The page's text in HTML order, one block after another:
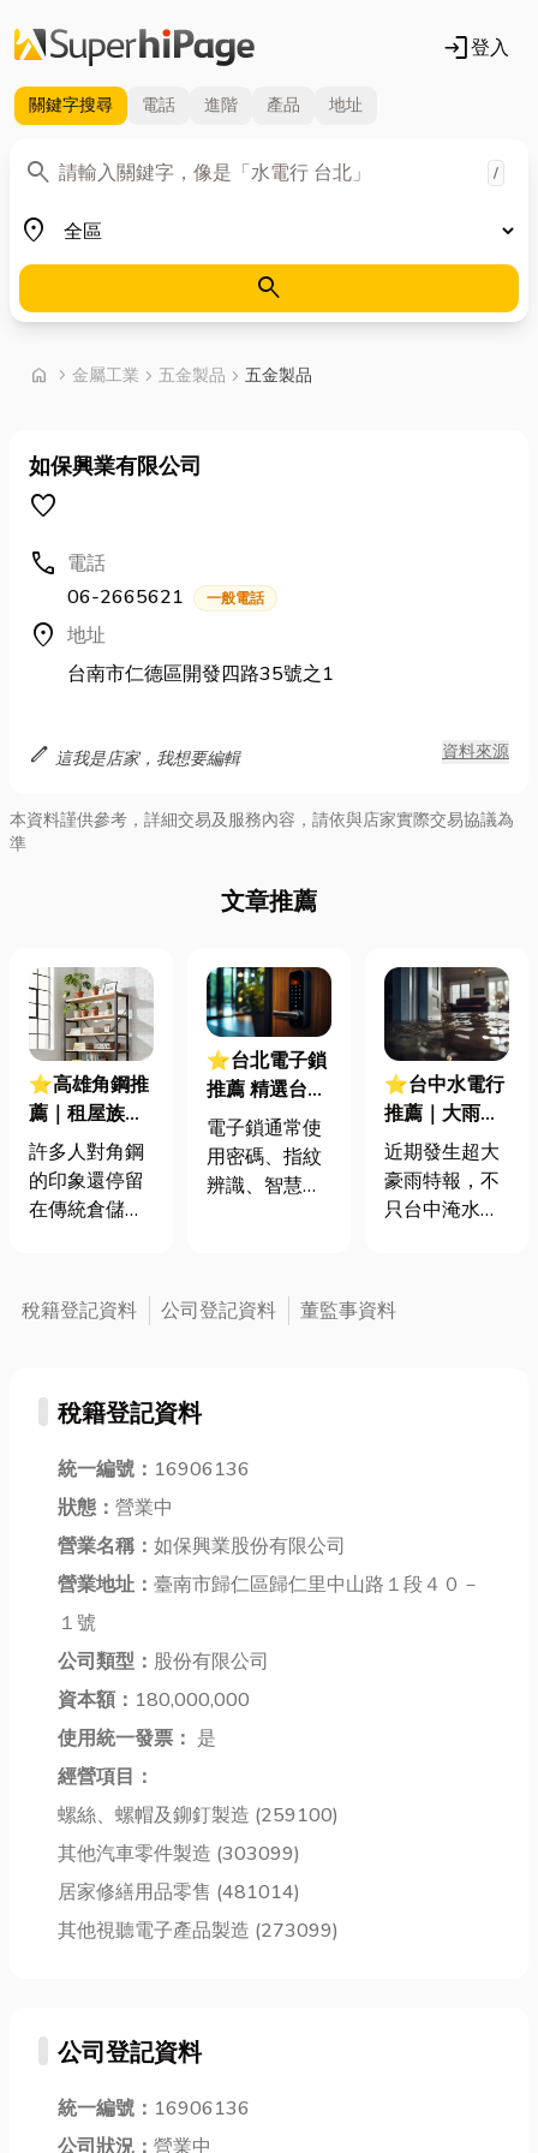
login登入
關鍵字搜尋 電話 進階 產品 地址
search
關鍵字 /
place
地區
search
home chevron_right 首頁
金屬工業 chevron_right 五金製品 chevron_right 五金製品
如保興業有限公司
favorite
call 電話
06-2665621
一般電話
location_on 地址
台南市仁德區開發四路35號之1
edit 這我是店家，我想要編輯 資料來源
本資料謹供參考，詳細交易及服務內容，請依與店家實際交易協議為
準
文章推薦
⭐高雄角鋼推
薦｜租屋族、
DIY 必看！角
鋼是什麼？優
缺點全解析！
許多人對角鋼
的印象還停留
在傳統倉儲的
租屋族和 DIY
玩家喜愛的
顛覆了收納美
有金屬特有的
超強耐重性與
因為其組裝拆
卸的便利性與
多樣化的烤漆
造工業風、極
簡風空間的...
⭐台北電子鎖
推薦 精選台北
8大電子鎖 安
裝電子鎖需注
意的5件事
電子鎖通常使
用密碼、指紋
辨識、智慧手
利。人們不需
要攜帶大量的
以與智能家居
現更多功能。
例如，可以通
過智能手機控
查看門鎖狀
態，甚至是設
置臨...
⭐台中水電行
推薦｜大雨過
後，水電壞光
光？搶救泡水
屋！豪雨後的
近期發生超大
豪雨特報，不
只台中淹水，
響，發生嚴重
淹水災情。淹
滴答答吵到睡
稅籍登記資料 公司登記資料 董監事資料
稅籍登記資料
統一編號： 16906136
狀態： 營業中
營業名稱： 如保興業股份有限公司
營業地址： 臺南市歸仁區歸仁里中山路１段４０－
１號
公司類型： 股份有限公司
資本額： 180,000,000
使用統一發票： 是
經營項目：
螺絲、螺帽及鉚釘製造 (259100)
其他汽車零件製造 (303099)
居家修繕用品零售 (481014)
其他視聽電子產品製造 (273099)
公司登記資料
統一編號： 16906136
公司狀況： 營業中